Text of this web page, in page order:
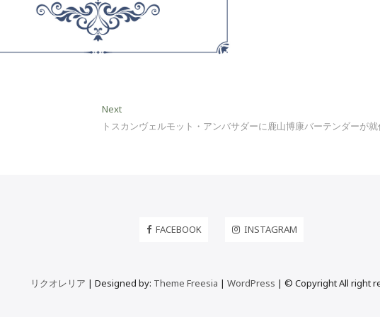
NextNext
post:
トスカンヴェルモット・アンバサダーに鹿山博康バーテンダーが
FACEBOOK INSTAGRAM
リクオレリア | Designed by: Theme Freesia | WordPress | © Copyright All right